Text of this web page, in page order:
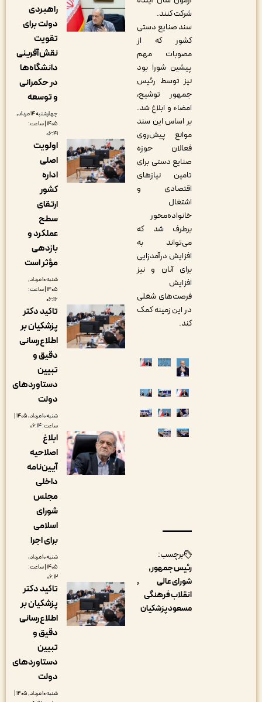
شرکت کنند.
سند صنایع دستی
کشور که از
مصوبات مهم
پیشین شورا بود
نیز توسط رئیس
جمهور توشیح،
امضاء و ابلاغ شد.
بر اساس این سند
موانع پیش‌روی
فعالان حوزه
صنایع دستی برای
تامین نیازهای
اقتصادی و
خانواده‌محور
برطرف شد که
می‌تواند به
افزایش درآمدزایی
برای آنان و نیز
فرصت‌های شغلی
در این زمینه کمک
برچسب:
رئیس جمهور
شورای عالی
انقلاب فرهنگی
مسعود پزشکیان
راهبردی
دولت برای
نقش‌آفرینی
دانشگاه‌ها
در حکمرانی
و توسعه
چهارشنبه ۱۴ مرداد,
۱۴۰۵ | ساعت:
اولویت
اصلی
اداره
عملکرد و
بازدهی
مؤثر است
شنبه ۱۰ مرداد,
۱۴۰۵ | ساعت:
تاکید دکتر
پزشکیان بر
اطلاع‌رسانی
دستاوردهای
شنبه ۱۰ مرداد, ۱۴۰۵ |
ابلاغ
اصلاحیه
آیین‌نامه
برای اجرا
شنبه ۱۰ مرداد,
۱۴۰۵ | ساعت:
تاکید دکتر
پزشکیان بر
اطلاع‌رسانی
دستاوردهای
شنبه ۱۰ مرداد, ۱۴۰۵ |